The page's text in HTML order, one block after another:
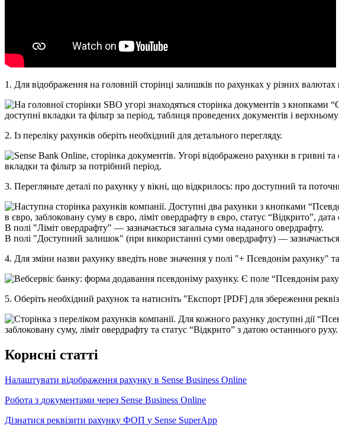
1. Для відображення на головній сторінці залишків по рахунках у різних валютах
2. Із переліку рахунків оберіть необхідний для детального перегляду.
3. Перегляньте деталі по рахунку у вікні, що відкрилось: про доступний та поточн
В полі "Ліміт овердрафту" — зазначається загальна сума наданого овердрафту.
В полі "Доступний залишок" (при використанні суми овердрафту) — зазначається
4. Для зміни назви рахунку введіть нове значення у полі "+ Псевдонім рахунку" та
5. Оберіть необхідний рахунок та натисніть "Експорт [PDF] для збереження реквіз
Корисні статті
Налаштувати відображення рахунку в Sense Business Online
Робота з документами через Sense Business Online
Дізнатися реквізити рахунку ФОП у Sense SuperApp